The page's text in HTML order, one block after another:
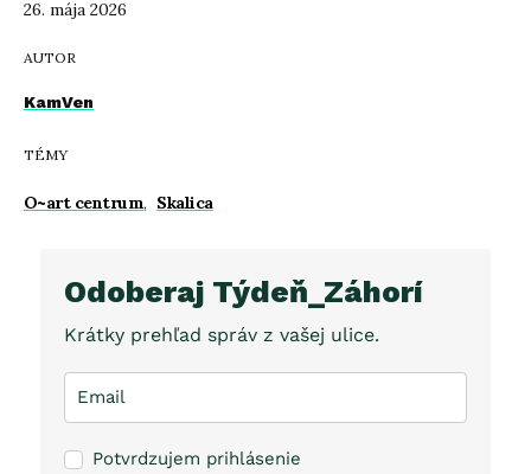
26. mája 2026
AUTOR
KamVen
TÉMY
O~art centrum, Skalica
Odoberaj Týdeň_Záhorí
Krátky prehľad správ z vašej ulice.
Potvrdzujem prihlásenie